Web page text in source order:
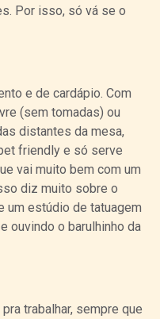
Por isso, só vá se o
e de cardápio. Com
(sem tomadas) ou
distantes da mesa,
friendly e só serve
vai muito bem com um
diz muito sobre o
um estúdio de tatuagem
ouvindo o barulhinho da
trabalhar, sempre que